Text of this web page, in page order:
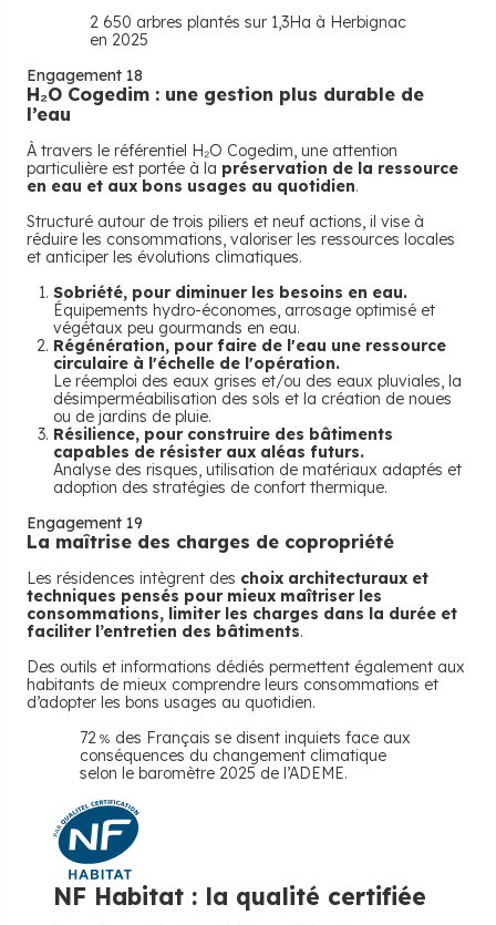
2 650 arbres plantés sur 1,3Ha à Herbignac
en 2025
Engagement 18
H₂O Cogedim : une gestion plus durable de
l’eau
À travers le référentiel H₂O Cogedim, une attention
particulière est portée à la préservation de la ressource
en eau et aux bons usages au quotidien.
Structuré autour de trois piliers et neuf actions, il vise à
réduire les consommations, valoriser les ressources locales
et anticiper les évolutions climatiques.
Sobriété, pour diminuer les besoins en eau.
Équipements hydro-économes, arrosage optimisé et
végétaux peu gourmands en eau.
Régénération, pour faire de l'eau une ressource
circulaire à l'échelle de l'opération.
Le réemploi des eaux grises et/ou des eaux pluviales, la
désimperméabilisation des sols et la création de noues
ou de jardins de pluie.
Résilience, pour construire des bâtiments
capables de résister aux aléas futurs.
Analyse des risques, utilisation de matériaux adaptés et
adoption des stratégies de confort thermique.
Engagement 19
La maîtrise des charges de copropriété
Les résidences intègrent des choix architecturaux et
techniques pensés pour mieux maîtriser les
consommations, limiter les charges dans la durée et
faciliter l’entretien des bâtiments.
Des outils et informations dédiés permettent également aux
habitants de mieux comprendre leurs consommations et
d’adopter les bons usages au quotidien.
72 % des Français se disent inquiets face aux
conséquences du changement climatique
selon le baromètre 2025 de l’ADEME.
NF Habitat : la qualité certifiée